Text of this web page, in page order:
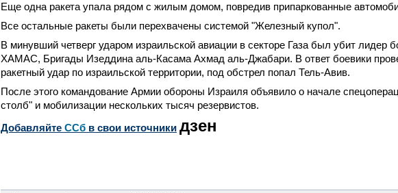
Еще одна ракета упала рядом с жилым домом, повредив припаркованные
Все остальные ракеты были перехвачены системой "Железный купол".
В минувший четверг ударом израильской авиации в секторе Газа был убит лидер
ХАМАС, Бригады Изеддина аль-Касама Ахмад аль-Джабари. В ответ боевики
ракетный удар по израильской территории, под обстрел попал Тель-Авив.
После этого командование Армии обороны Израиля объявило о начале
столб" и мобилизации нескольких тысяч резервистов.
Добавляйте CСб в свои источники дзен